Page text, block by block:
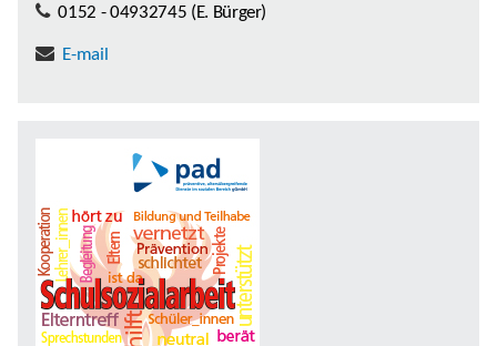
0152 - 04932745 (E. Bürger)
E-mail